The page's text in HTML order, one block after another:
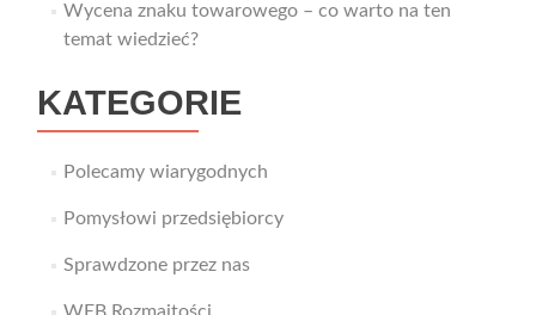
Wycena znaku towarowego – co warto na ten
temat wiedzieć?
KATEGORIE
Polecamy wiarygodnych
Pomysłowi przedsiębiorcy
Sprawdzone przez nas